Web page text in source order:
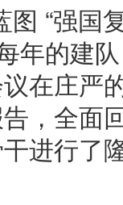
图 “强
年的建
在庄严
，全面
进行了